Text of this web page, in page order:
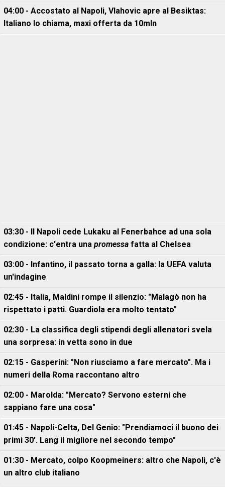
04:00 - Accostato al Napoli, Vlahovic apre al Besiktas:
Italiano lo chiama, maxi offerta da 10mln
03:30 - Il Napoli cede Lukaku al Fenerbahce ad una sola
condizione: c'entra una promessa fatta al Chelsea
03:00 - Infantino, il passato torna a galla: la UEFA valuta
un'indagine
02:45 - Italia, Maldini rompe il silenzio: "Malagò non ha
rispettato i patti. Guardiola era molto tentato"
02:30 - La classifica degli stipendi degli allenatori svela
una sorpresa: in vetta sono in due
02:15 - Gasperini: "Non riusciamo a fare mercato". Ma i
numeri della Roma raccontano altro
02:00 - Marolda: "Mercato? Servono esterni che
sappiano fare una cosa"
01:45 - Napoli-Celta, Del Genio: "Prendiamoci il buono dei
primi 30'. Lang il migliore nel secondo tempo"
01:30 - Mercato, colpo Koopmeiners: altro che Napoli, c'è
un altro club italiano